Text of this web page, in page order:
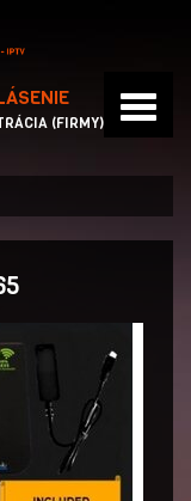
(FIRMY)